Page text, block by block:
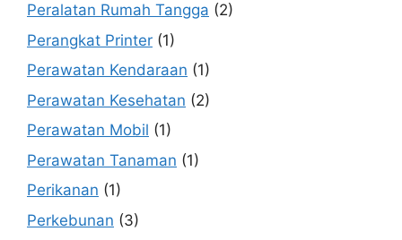
Peralatan Rumah Tangga (2)
Perangkat Printer (1)
Perawatan Kendaraan (1)
Perawatan Kesehatan (2)
Perawatan Mobil (1)
Perawatan Tanaman (1)
Perikanan (1)
Perkebunan (3)